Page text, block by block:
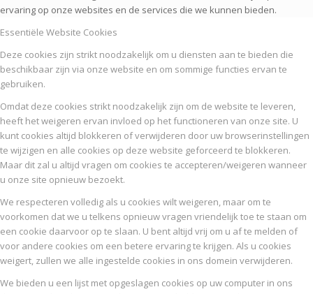
ervaring op onze websites en de services die we kunnen bieden.
Essentiële Website Cookies
Deze cookies zijn strikt noodzakelijk om u diensten aan te bieden die
beschikbaar zijn via onze website en om sommige functies ervan te
gebruiken.
Omdat deze cookies strikt noodzakelijk zijn om de website te leveren,
heeft het weigeren ervan invloed op het functioneren van onze site. U
kunt cookies altijd blokkeren of verwijderen door uw browserinstellingen
te wijzigen en alle cookies op deze website geforceerd te blokkeren.
Maar dit zal u altijd vragen om cookies te accepteren/weigeren wanneer
u onze site opnieuw bezoekt.
We respecteren volledig als u cookies wilt weigeren, maar om te
voorkomen dat we u telkens opnieuw vragen vriendelijk toe te staan om
een cookie daarvoor op te slaan. U bent altijd vrij om u af te melden of
voor andere cookies om een betere ervaring te krijgen. Als u cookies
weigert, zullen we alle ingestelde cookies in ons domein verwijderen.
We bieden u een lijst met opgeslagen cookies op uw computer in ons